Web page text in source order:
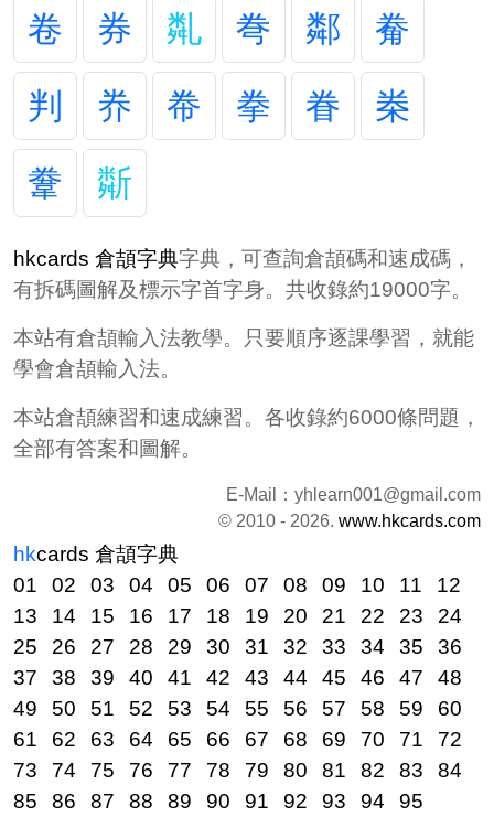
卷
券 亃 弮 鄰
觠
判
奍 帣 拳 眷
桊
韏
斴
hkcards 倉頡字典字典，可查詢倉頡碼和速成碼，
有拆碼圖解及標示字首字身。共收錄約19000字。
本站有倉頡輸入法教學。只要順序逐課學習，就能
學會倉頡輸入法。
本站倉頡練習和速成練習。各收錄約6000條問題，
全部有答案和圖解。
E-Mail： yhlearn001@gmail.com
© 2010 - 2026. www.hkcards.com
hkcards 倉頡字典
01
02 03 04 05 06 07 08 09 10 11
12
13
14 15 16 17 18 19 20 21 22 23
24
25
26 27 28 29 30 31 32 33 34 35
36
37
38 39 40 41 42 43 44 45 46 47
48
49
50 51 52 53 54 55 56 57 58 59
60
61
62 63 64 65 66 67 68 69 70 71
72
73
74 75 76 77 78 79 80 81 82 83
84
85
86 87 88 89 90 91 92 93 94 95